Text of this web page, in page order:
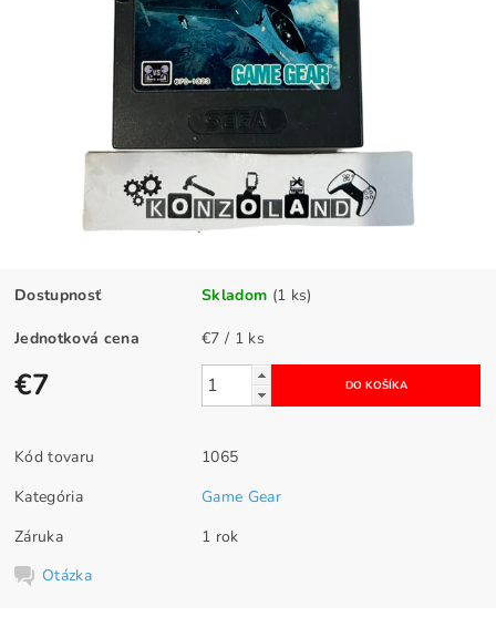
Dostupnosť Skladom (1 ks)
Jednotková cena €7 / 1 ks
€7
Kód tovaru
1065
Kategória
Game Gear
Záruka
1 rok
Otázka